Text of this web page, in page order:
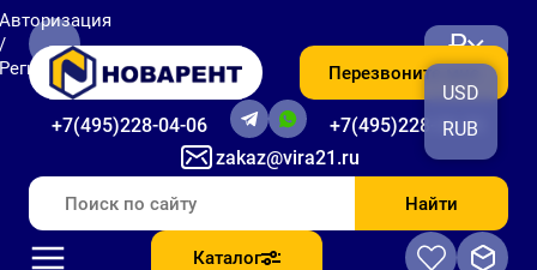
zakaz@vira21.ru
+7(495)228-04-06 +7(495)228-06-56
Перезвоните мне
₽
USD
RUB
Найти
Каталог